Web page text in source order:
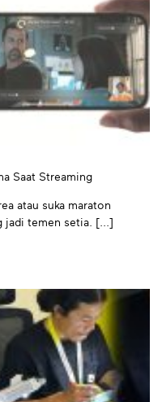
Saat Streaming
atau suka maraton
jadi temen setia. [...]